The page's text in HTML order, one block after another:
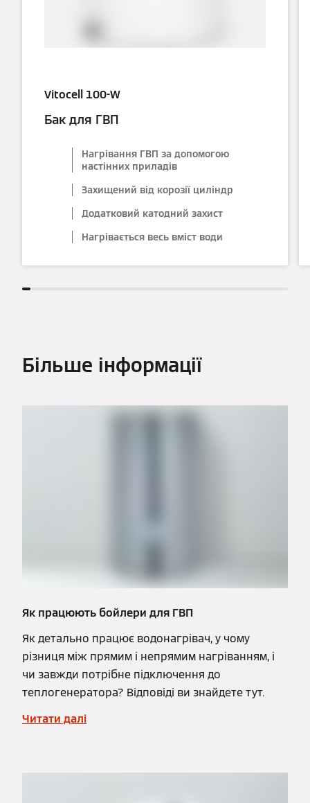
Vitocell 100-W
Бак для ГВП
Нагрівання ГВП за допомогою
настінних приладів
Захищений від корозії циліндр
Додатковий катодний захист
Нагрівається весь вміст води
Більше інформації
Як працюють бойлери для ГВП
Як детально працює водонагрівач, у чому
різниця між прямим і непрямим нагріванням, і
чи завжди потрібне підключення до
теплогенератора? Відповіді ви знайдете тут.
Читати далі